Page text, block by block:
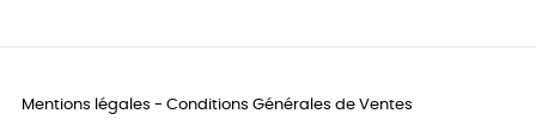
Mentions légales - Conditions Générales de Ventes